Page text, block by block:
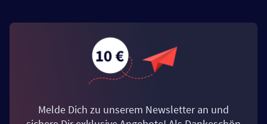
Melde Dich zu unserem Newsletter an und